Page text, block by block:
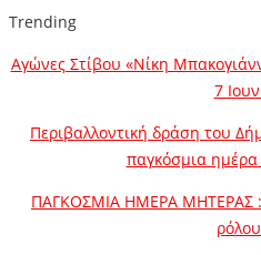
Trending
Αγώνες Στίβου «Νίκη
7
Περιβαλλοντική δράση του
παγκόσμια ημέρα
ΠΑΓΚΟΣΜΙΑ ΗΜΕΡΑ ΜΗΤΕΡΑΣ :